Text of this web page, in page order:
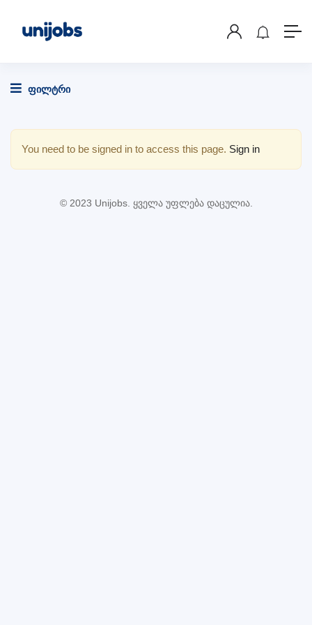
ფილტრი
You need to be signed in to access this page. Sign in
© 2023 Unijobs. ყველა უფლება დაცულია.